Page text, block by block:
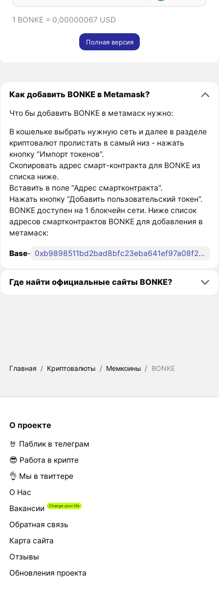
1 BONKE = 0,00000067 USD
Полная версия
Как добавить BONKE в Metamask?
Что бы добавить BONKE в метамаск нужно:
В кошельке выбрать нужную сеть и далее в разделе
криптовалют пролистать в самый низ - нажать
кнопку “Импорт токенов”.
Скопировать адрес смарт-контракта для BONKE из
списка ниже.
Вставить в поле “Адрес смартконтракта”.
Нажать кнопку “Добавить пользовательский токен”.
BONKE доступен на 1 блокчейн сети. Ниже список
адресов смартконтрактов BONKE для добавления в
метамаск:
Base- 0xb9898511bd2bad8bfc23eba641ef97a08f27e730
Где найти официальные сайты BONKE?
Главная / Криптовалюты / Мемкоины / BONKE
О проекте
🤘 Паблик в телеграм
😎 Работа в крипте
👌 Мы в твиттере
О Нас
Вакансии
Обратная связь
Карта сайта
Отзывы
Обновления проекта